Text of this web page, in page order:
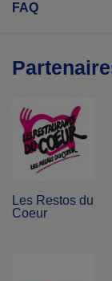
FAQ
Les Restos du
Coeur